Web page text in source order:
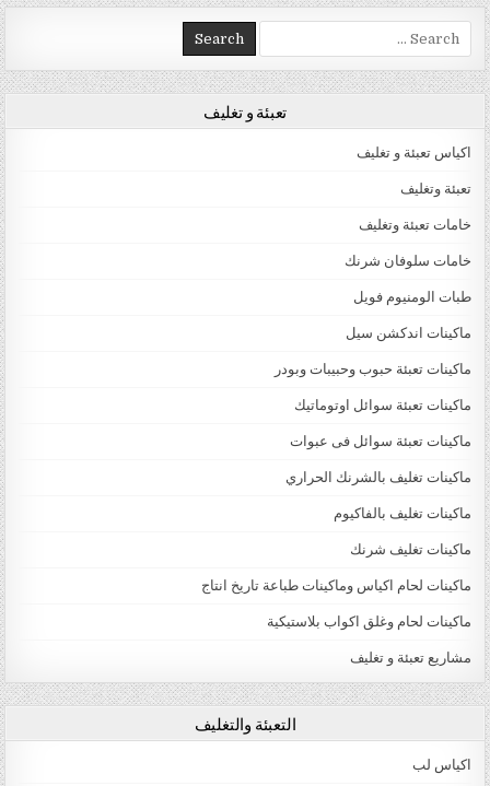
Search for:
تعبئة و تغليف
اكياس تعبئة و تغليف
تعبئة وتغليف
خامات تعبئة وتغليف
خامات سلوفان شرنك
طبات الومنيوم فويل
ماكينات اندكشن سيل
ماكينات تعبئة حبوب وحبيبات وبودر
ماكينات تعبئة سوائل اوتوماتيك
ماكينات تعبئة سوائل فى عبوات
ماكينات تغليف بالشرنك الحراري
ماكينات تغليف بالفاكيوم
ماكينات تغليف شرنك
ماكينات لحام اكياس وماكينات طباعة تاريخ انتاج
ماكينات لحام وغلق اكواب بلاستيكية
مشاريع تعبئة و تغليف
التعبئة والتغليف
اكياس لب